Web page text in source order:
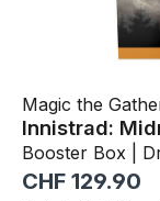
Magic the
Innistrad:
Booster Box |
Regulärer Preis:
CHF 129.90